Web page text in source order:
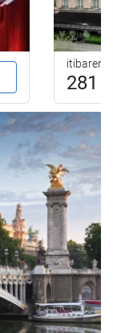
itibaren
281